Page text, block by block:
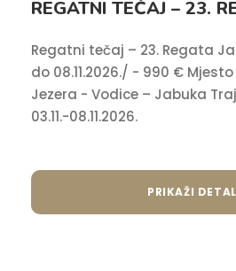
REGATNI TEČAJ – 23.
Regatni tečaj – 23. Regata
do 08.11.2026./ - 990 €
Jezera - Vodice – Jabuka
03.11.-08.11.2026.
PRIKAŽI